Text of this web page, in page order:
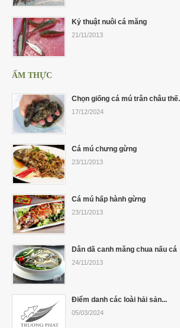
Kỷ thuật nuôi cá măng
21/11/2013
ẨM THỰC
Chọn giống cá mú trân châu
17/12/2024
Cá mú chưng gừng
23/11/2013
Cá mú hấp hành gừng
23/11/2013
Dân dã canh măng chua nấu cá
24/11/2013
Điểm danh các loài hải sản...
05/03/2024